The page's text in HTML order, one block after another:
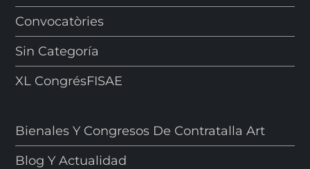
Convocatòries
Sin Categoría
XL CongrésFISAE
Bienales Y Congresos De Contratalla Art
Blog Y Actualidad